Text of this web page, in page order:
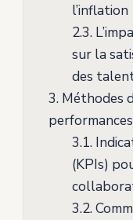
l’inflation
2.3.
sur la
des
3.Méthodes
3.1.
(KPIs)
3.2.